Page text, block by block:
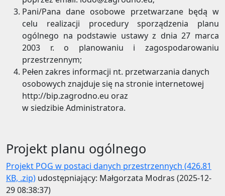
Pani/Pana dane osobowe przetwarzane będą w
celu realizacji procedury sporządzenia planu
ogólnego na podstawie ustawy z dnia 27 marca
2003 r. o planowaniu i zagospodarowaniu
przestrzennym;
Pełen zakres informacji nt. przetwarzania danych
osobowych znajduje się na stronie internetowej
http://bip.zagrodno.eu oraz
w siedzibie Administratora.
Projekt planu ogólnego
Projekt POG w postaci danych przestrzennych (426.81
KB, .zip) udostępniający: Małgorzata Modras (2025-12-
29 08:38:37)